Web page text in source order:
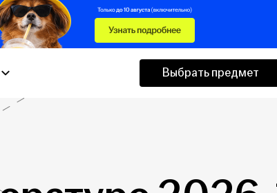
Выбрать предмет